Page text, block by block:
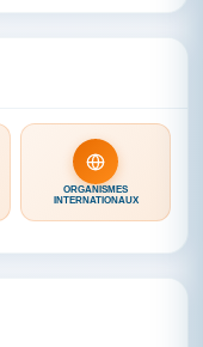
ORGANISMES
INTERNATIONAUX